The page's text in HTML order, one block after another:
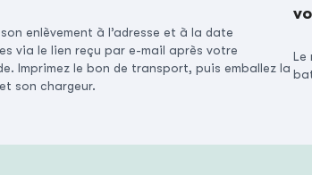
enlèvement à l’adresse et à la date
via le lien reçu par e-mail après votre
Imprimez le bon de transport, puis emballez la
son chargeur.
Le